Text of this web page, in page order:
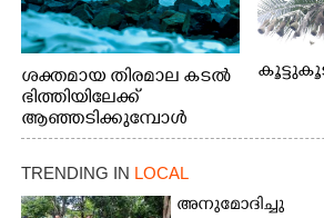
ശക്തമായ തിരമാല കടൽ
ഭിത്തിയിലേക്ക്
ആഞ്ഞടിക്കുമ്പോൾ
അപകടകരമായ രീതിയിൽ
മീൻ പിടിക്കുന്ന
യുവാക്കൾ. ഞാറയ്ക്കൽ
ബീച്ചിൽ നിന്നുള്ള കാഴ്ച്ച
TRENDING IN LOCAL
അനുമോദിച്ചു